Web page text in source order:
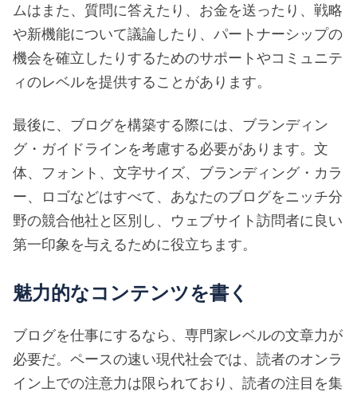
ムはまた、質問に答えたり、お金を送ったり、戦略
や新機能について議論したり、パートナーシップの
機会を確立したりするためのサポートやコミュニテ
ィのレベルを提供することがあります。
最後に、ブログを構築する際には、ブランディン
グ・ガイドラインを考慮する必要があります。文
体、フォント、文字サイズ、ブランディング・カラ
ー、ロゴなどはすべて、あなたのブログをニッチ分
野の競合他社と区別し、ウェブサイト訪問者に良い
第一印象を与えるために役立ちます。
魅力的なコンテンツを書く
ブログを仕事にするなら、専門家レベルの文章力が
必要だ。ペースの速い現代社会では、読者のオンラ
イン上での注意力は限られており、読者の注目を集